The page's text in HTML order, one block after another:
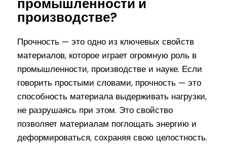
промышленности и
производстве?
Прочность — это одно из ключевых свойств
материалов, которое играет огромную роль в
промышленности, производстве и науке. Если
говорить простыми словами, прочность — это
способность материала выдерживать нагрузки,
не разрушаясь при этом. Это свойство
позволяет материалам поглощать энергию и
деформироваться, сохраняя свою целостность.